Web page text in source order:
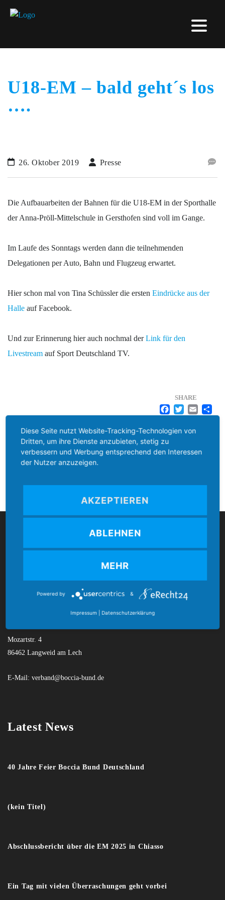
U18-EM – bald geht´s los
….
26. Oktober 2019 Presse
Die Aufbauarbeiten der Bahnen für die U18-EM in der Sporthalle
der Anna-Pröll-Mittelschule in Gersthofen sind voll im Gange.
Im Laufe des Sonntags werden dann die teilnehmenden
Delegationen per Auto, Bahn und Flugzeug erwartet.
Hier schon mal von Tina Schüssler die ersten Eindrücke aus der
Halle auf Facebook.
Und zur Erinnerung hier auch nochmal derLink für den
Livestream auf Sport Deutschland TV.
SHARE
Boccia Bund Deutschland
Kontakt
Mozartstr. 4
86462 Langweid am Lech
E-Mail: verband@boccia-bund.de
Latest News
40 Jahre Feier Boccia Bund Deutschland
(kein Titel)
Abschlussbericht über die EM 2025 in Chiasso
Ein Tag mit vielen Überraschungen geht vorbei
Diese Seite nutzt Website-Tracking-Technologien von
Dritten, um ihre Dienste anzubieten, stetig zu
verbessern und Werbung entsprechend den Interessen
der Nutzer anzuzeigen.
AKZEPTIEREN
ABLEHNEN
MEHR
Powered by &
Impressum Datenschutzerklärung